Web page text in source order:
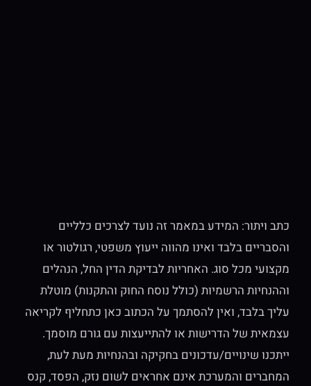
כתב ויתור: המידע במאמר זה נועד לצרכים כלליים
והסבריים בלבד ואינו מהווה ייעוץ משפטי, רגולטור או
מקצועי מכל סוג. האחריות לבדיקת הדין החל, הנהלים
וההנחיות הרשמיות (כולל נוסח החוק והתקנות) מוטלת
עליך בלבד, ואין להסתמך על הכתוב כאן כתחליף לקריאה
עצמאית של הדרישות או להתייעצות עם גורם מוסמך.
ייתכנו שינויים/עדכונים בחקיקה ובהנחיות מעת לעת,
המחברים והמערכת אינם אחראים לשום נזק, הפסד, קנס